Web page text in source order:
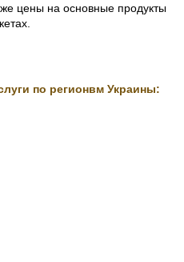
цены на основные продукты
по регионвм Украины: